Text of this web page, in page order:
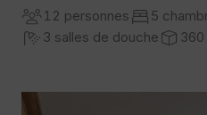
12 personnes
5
3 salles de douche
360